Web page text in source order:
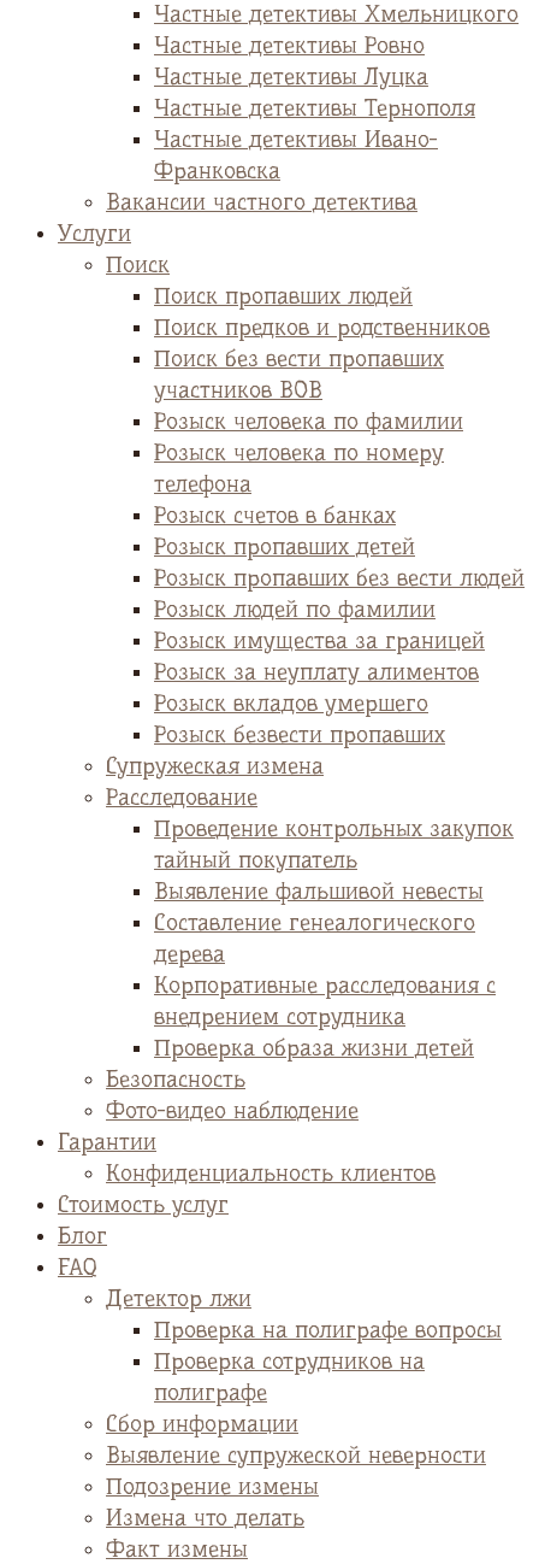
Частные детективы Хмельницкого
Частные детективы Ровно
Частные детективы Луцка
Частные детективы Тернополя
Частные детективы Ивано-
Франковска
Вакансии частного детектива
Услуги
Поиск
Поиск пропавших людей
Поиск предков и родственников
Поиск без вести пропавших
участников ВОВ
Розыск человека по фамилии
Розыск человека по номеру
телефона
Розыск счетов в банках
Розыск пропавших детей
Розыск пропавших без вести людей
Розыск людей по фамилии
Розыск имущества за границей
Розыск за неуплату алиментов
Розыск вкладов умершего
Розыск безвести пропавших
Супружеская измена
Расследование
Проведение контрольных закупок
тайный покупатель
Выявление фальшивой невесты
Cоставление генеалогического
дерева
Корпоративные расследования с
внедрением сотрудника
Проверка образа жизни детей
Безопасность
Фото-видео наблюдение
Гарантии
Конфиденциальность клиентов
Стоимость услуг
Блог
FAQ
Детектор лжи
Проверка на полиграфе вопросы
Проверка сотрудников на
полиграфе
Сбор информации
Выявление супружеской неверности
Подозрение измены
Измена что делать
Факт измены